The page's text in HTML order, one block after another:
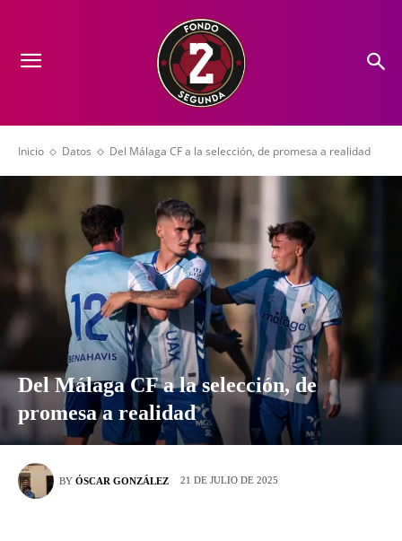
Inicio Datos Del Málaga CF a la selección, de promesa a realidad
Del Málaga CF a la selección, de
promesa a realidad
BY ÓSCAR GONZÁLEZ 21 DE JULIO DE 2025